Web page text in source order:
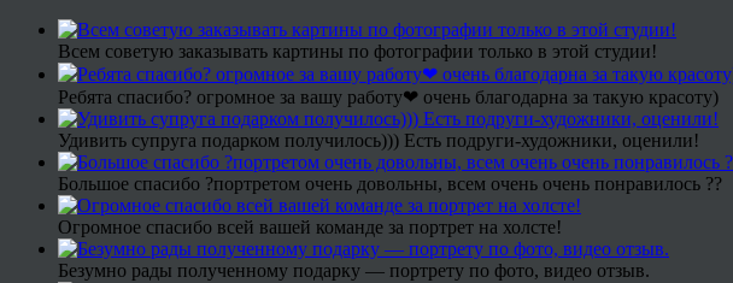
Всем советую заказывать картины по фотографии только в этой студии!
Ребята спасибо? огромное за вашу работу❤ очень благодарна за такую красоту)
Удивить супруга подарком получилось))) Есть подруги-художники, оценили!
Большое спасибо ?портретом очень довольны, всем очень очень понравилось ??
Огромное спасибо всей вашей команде за портрет на холсте!
Безумно рады полученному подарку — портрету по фото, видео отзыв.